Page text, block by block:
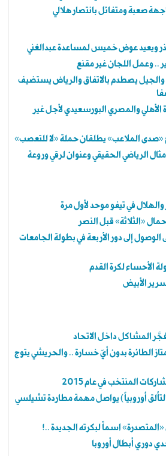
صعبة ومتفائل بانتصار هلالي
ويعيد عوض خميس لمساعدة عبدالغني
.. وعمل اللجان غير مقنع
والجيل يصطدم بالاتفاق والرياض يستضيف
الأهلي والمصري البورسعيدي لأجل غير
«صدى الملاعب» يطلقان حملة «لا للتعصب»
الرياضي الحقيقي وعنوان لرقي وروعة
في تيفو موحد لأول مرة
«الثلاثة» قبل النصر
إلى دور الأربعة في بطولة الجامعات
الأحساء لكرة القدم
الأبيض
المشاكل داخل الاتحاد
الطائرة بدون أيّ خسارة .. والحريشي يتوج
المنتخب في عام 2015
أوروبياً) يواصل مهمة مطاردة تشيلسي
اسماً لبكرته الجديدة ..!
دوري أبطال أوروبا